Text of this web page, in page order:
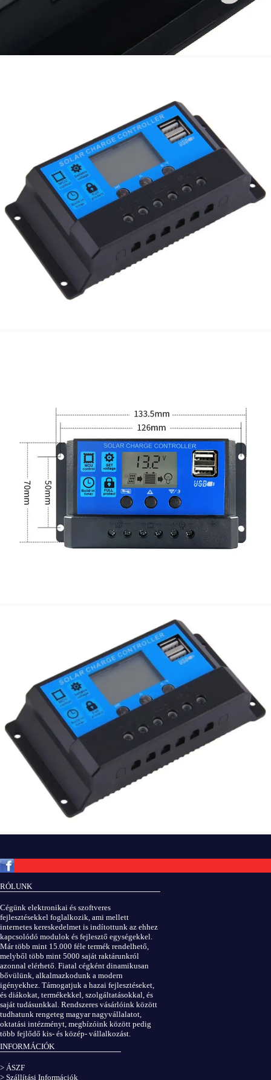
RÓLUNK
Cégünk elektronikai és szoftveres
fejlesztésekkel foglalkozik, ami mellett
internetes kereskedelmet is indítottunk az ehhez
kapcsolódó modulok és fejlesztő egységekkel.
Már több mint 15.000 féle termék rendelhető,
melyből több mint 5000 saját raktárunkról
azonnal elérhető. Fiatal cégként dinamikusan
bővülünk, alkalmazkodunk a modern
igényekhez. Támogatjuk a hazai fejlesztéseket,
és diákokat, termékekkel, szolgáltatásokkal, és
saját tudásunkkal. Rendszeres vásárlóink között
tudhatunk rengeteg magyar nagyvállalatot,
oktatási intézményt, megbízóink között pedig
több fejlődő kis- és közép- vállalkozást.
INFORMÁCIÓK
> ÁSZF
> Szállítási Információk